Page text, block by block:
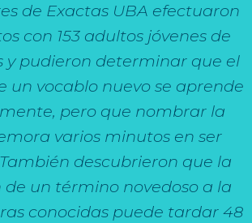
de Exactas UBA efectuaron
con 153 adultos jóvenes de
y pudieron determinar que el
un vocablo nuevo se aprende
pero que nombrar la
varios minutos en ser
descubrieron que la
un término novedoso a la
conocidas puede tardar 48